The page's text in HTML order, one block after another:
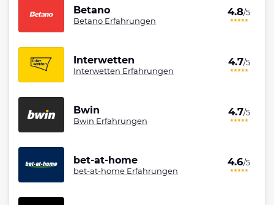
Betano
Betano Erfahrungen
4.8/5
Interwetten
Interwetten Erfahrungen
4.7/5
Bwin
Bwin Erfahrungen
4.7/5
bet-at-home
bet-at-home Erfahrungen
4.6/5